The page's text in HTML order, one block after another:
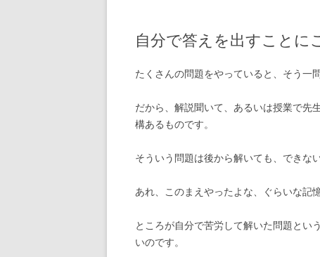
自分で答えを出すことに
たくさんの問題をやっていると、そう一
だから、解説聞いて、あるいは授業で先
構あるものです。
そういう問題は後から解いても、できない
あれ、このまえやったよな、ぐらいな記
ところが自分で苦労して解いた問題とい
いのです。